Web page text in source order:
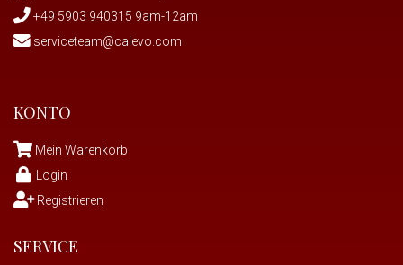
+49 5903 940315 9am-12am
serviceteam@calevo.com
KONTO
Mein Warenkorb
Login
Registrieren
SERVICE